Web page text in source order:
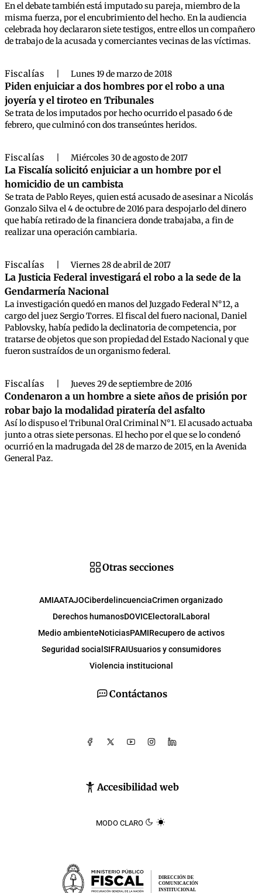
En el debate también está imputado su pareja, miembro de la
misma fuerza, por el encubrimiento del hecho. En la audiencia
celebrada hoy declararon siete testigos, entre ellos un compañero
de trabajo de la acusada y comerciantes vecinas de las víctimas.
Fiscalías Lunes 19 de marzo de 2018
Piden enjuiciar a dos hombres por el robo a una
joyería y el tiroteo en Tribunales
Se trata de los imputados por hecho ocurrido el pasado 6 de
febrero, que culminó con dos transeúntes heridos.
Fiscalías Miércoles 30 de agosto de 2017
La Fiscalía solicitó enjuiciar a un hombre por el
homicidio de un cambista
Se trata de Pablo Reyes, quien está acusado de asesinar a Nicolás
Gonzalo Silva el 4 de octubre de 2016 para despojarlo del dinero
que había retirado de la financiera donde trabajaba, a fin de
realizar una operación cambiaria.
Fiscalías Viernes 28 de abril de 2017
La Justicia Federal investigará el robo a la sede de la
Gendarmería Nacional
La investigación quedó en manos del Juzgado Federal N°12, a
cargo del juez Sergio Torres. El fiscal del fuero nacional, Daniel
Pablovsky, había pedido la declinatoria de competencia, por
tratarse de objetos que son propiedad del Estado Nacional y que
fueron sustraídos de un organismo federal.
Fiscalías Jueves 29 de septiembre de 2016
Condenaron a un hombre a siete años de prisión por
robar bajo la modalidad piratería del asfalto
Así lo dispuso el Tribunal Oral Criminal N°1. El acusado actuaba
junto a otras siete personas. El hecho por el que se lo condenó
ocurrió en la madrugada del 28 de marzo de 2015, en la Avenida
General Paz.
Contáctanos
Accesibilidad web
MODO CLARO
Otras secciones
AMIAATAJOCiberdelincuenciaCrimen organizado
Derechos humanosDOVICElectoral Laboral
Medio ambienteNoticiasPAMIRecupero de activos
Seguridad social SIFRAIUsuarios y consumidores
Violencia institucional
DIRECCIÓN DE
COMUNICACIÓN
INSTITUCIONAL